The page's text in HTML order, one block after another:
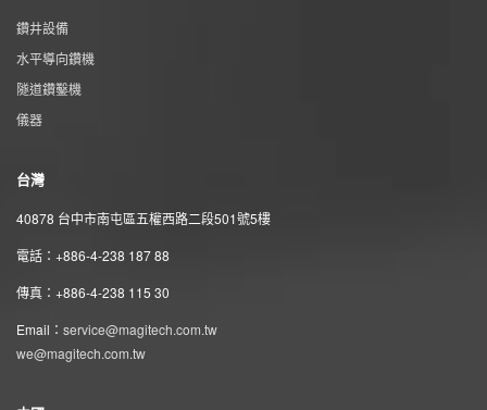
鑽井設備
水平導向鑽機
隧道鑽鑿機
儀器
台灣
40878 台中市南屯區五權西路二段501號5樓
電話：+886-4-238 187 88
傳真：+886-4-238 115 30
Email： service@magitech.com.tw
we@magitech.com.tw